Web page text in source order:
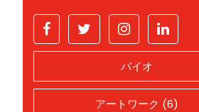
バイオ
アートワーク (6)